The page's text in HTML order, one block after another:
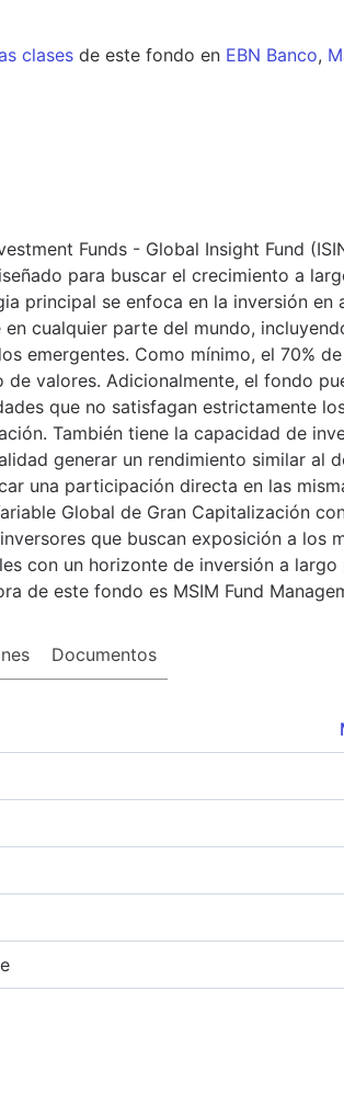
clases de este fondo en EBN Banco,
Funds - Global Insight Fund
para buscar el crecimiento a
principal se enfoca en la inversión en
cualquier parte del mundo,
emergentes. Como mínimo, el 70%
de valores. Adicionalmente, el fondo
que no satisfagan estrictamente
También tiene la capacidad de
generar un rendimiento similar al
una participación directa en las
Global de Gran Capitalización
que buscan exposición a los
con un horizonte de inversión a
de este fondo es MSIM Fund
Documentos